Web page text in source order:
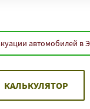
автомобилей в
КАЛЬКУЛЯТОР